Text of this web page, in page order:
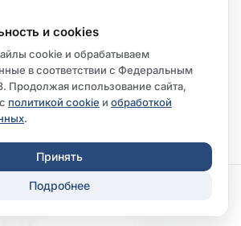
и cookies
cookie и обрабатываем
в соответствии с Федеральным
Продолжая использование сайта,
политикой cookie и обработкой
.
Принять
Подробнее